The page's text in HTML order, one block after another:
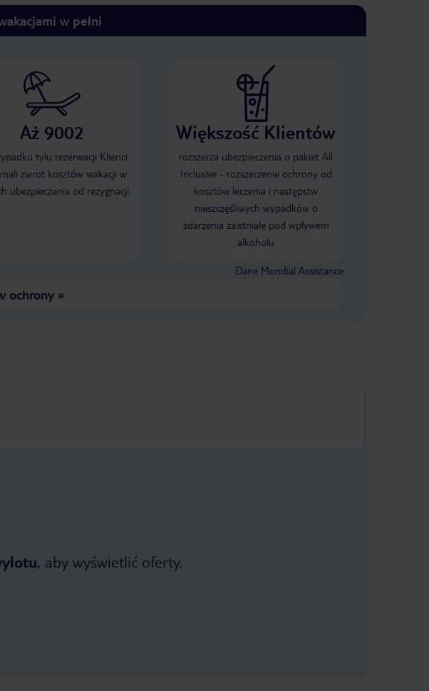
w pełni
Aż 9002
tylu rezerwacji Klienci
zwrot kosztów wakacji w
ubezpieczenia od rezygnacji
Większość Klientów
rozszerza ubezpieczenia o pakiet All
Inclusive - rozszerzenie ochrony od
kosztów leczenia i następstw
nieszczęśliwych wypadków o
zdarzenia zaistniałe pod wpływem
alkoholu
Dane Mondial Assistance
ochrony»
, aby wyświetlić oferty.